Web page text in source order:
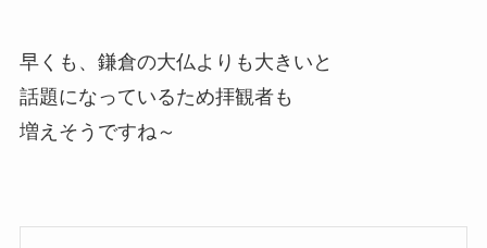
早くも、鎌倉の大仏よりも大きいと
話題になっているため拝観者も
増えそうですね～